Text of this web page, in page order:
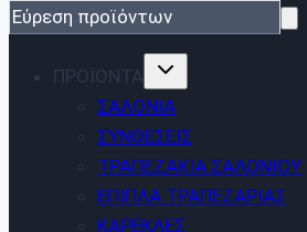
ΠΡΟΪΟΝΤΑ
ΣΑΛΌΝΙΑ
ΣΥΝΘΈΣΕΙΣ
ΤΡΑΠΕΖΆΚΙΑ ΣΑΛΟΝΙΟΎ
ΈΠΙΠΛΑ ΤΡΑΠΕΖΑΡΊΑΣ
ΚΑΡΈΚΛΕΣ